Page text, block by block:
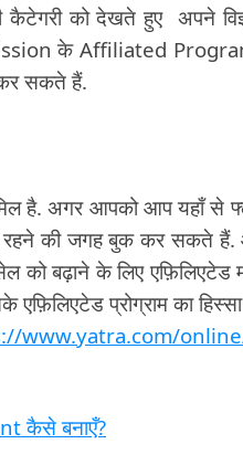
को देखते हुए अपने
के Affiliated
सकते हैं.
है. अगर आपको आप यहाँ से
की जगह बुक कर सकते हैं.
बढ़ाने के लिए एफ़िलिएटेड
प्रोग्राम का
www.yatra.com/
कैसे बनाएँ?